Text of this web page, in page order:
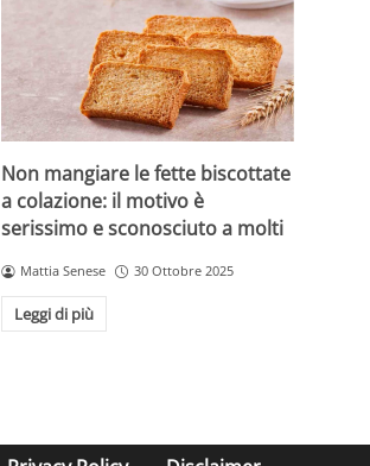
Non mangiare le fette biscottate
a colazione: il motivo è
serissimo e sconosciuto a molti
Mattia Senese 30 Ottobre 2025
Leggi di più